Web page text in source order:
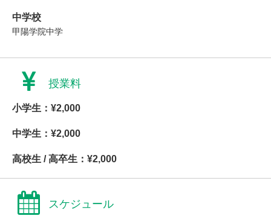
中学校
甲陽学院中学
授業料
小学生：¥2,000
中学生：¥2,000
高校生 / 高卒生：¥2,000
スケジュール